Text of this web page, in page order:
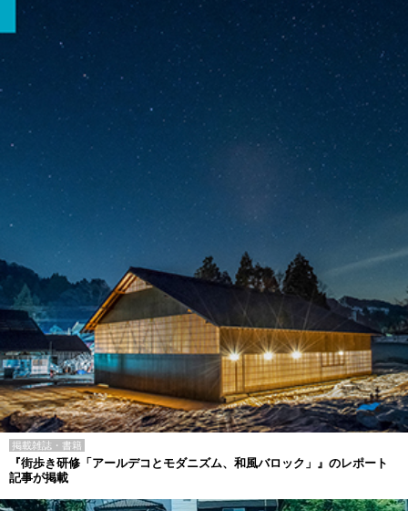
掲載雑誌・書籍
『街歩き研修「アールデコとモダニズム、和風バロック」』のレポート
記事が掲載